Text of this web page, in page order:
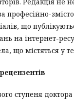
професійно-
що
на інтернет-
що містяться у
ступеня доктора